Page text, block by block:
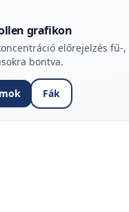
grafikon
előrejelzés fű-,
bontva.
Fák